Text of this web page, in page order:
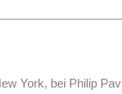
York, bei Philip